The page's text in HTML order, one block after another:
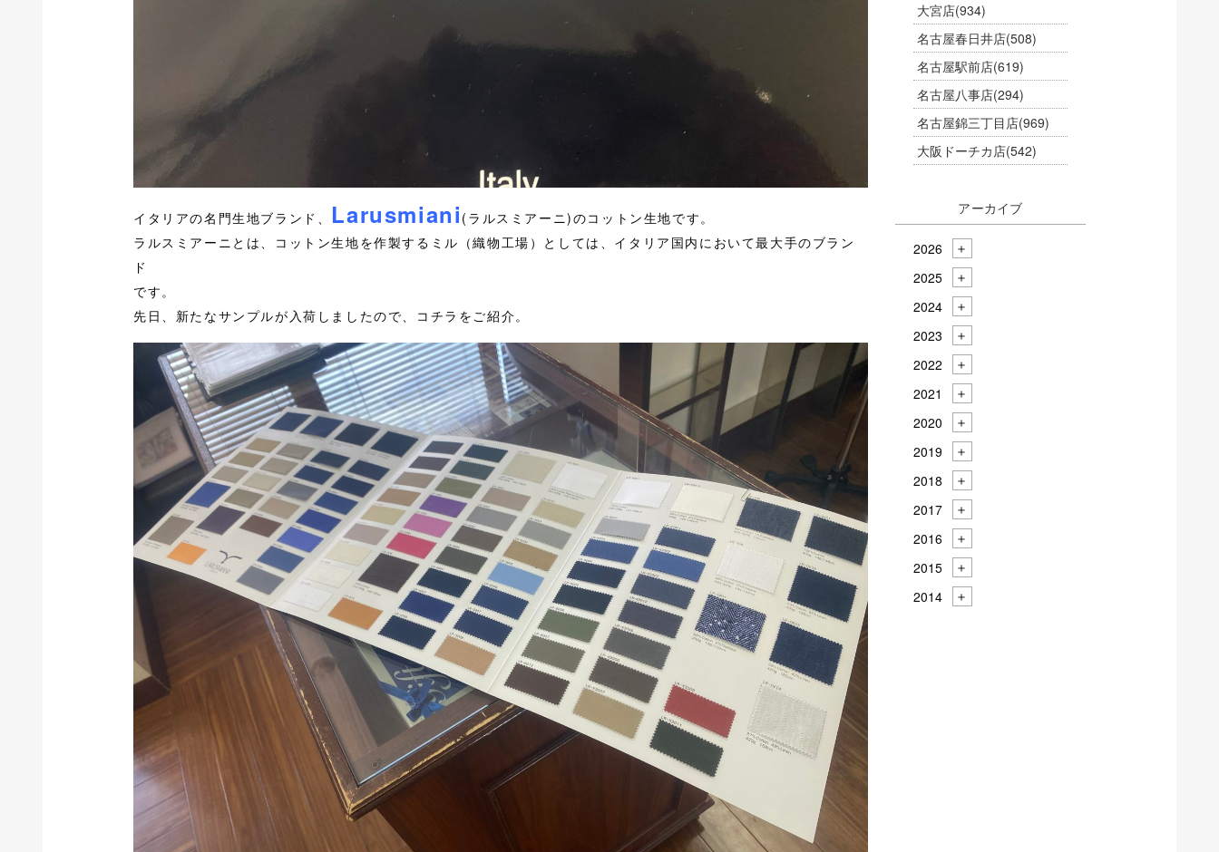
イタリアの名門生地ブランド、 Larusmiani (ラルスミアーニ)のコットン生地です。
ラルスミアーニとは、コットン生地を作製するミル（織物工場）としては、イタリア国内において最大手のブラン
ド
です。
先日、新たなサンプルが入荷しましたので、コチラをご紹介。
大宮店(934)
名古屋春日井店(508)
名古屋駅前店(619)
名古屋八事店(294)
名古屋錦三丁目店(969)
大阪ドーチカ店(542)
アーカイブ
2026
2025
2024
2023
2022
2021
2020
2019
2018
2017
2016
2015
2014